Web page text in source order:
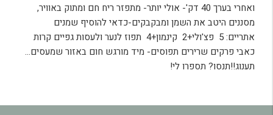
ואחרי בערך 40 דק'- אולי יותר- מתפזר ריח חם ומתוק באוויר,
מסננים היטב את השמן ומבקבקים-כדאי להוסיף שמנים
אתריים: 5 פצ'ולי+2 קינמון+4 תפוז לנער ולעסות גפיים קרות
כאבי פרקים שרירים תפוסים- מיד מורגש חום באזור שמעסים…
תענוג!!תנסו? תספרו לי!